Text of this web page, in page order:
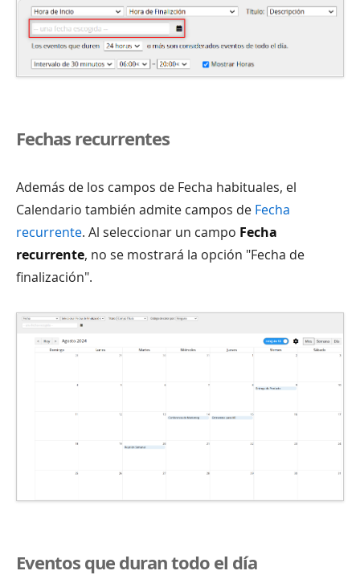
Fechas recurrentes
Además de los campos de Fecha habituales, el
Calendario también admite campos de Fecha
recurrente. Al seleccionar un campo Fecha
recurrente, no se mostrará la opción "Fecha de
finalización".
Eventos que duran todo el día